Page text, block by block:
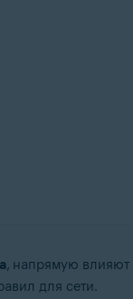
, напрямую влияют
для сети.